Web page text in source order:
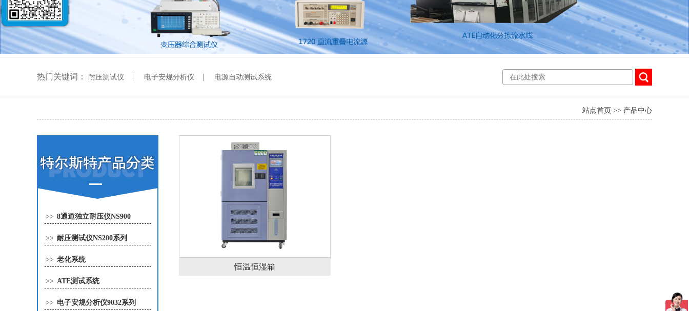
热门关键词： 耐压测试仪 | 电子安规分析仪 | 电源自动测试系统
站点首页 >> 产品中心
>> 8通道独立耐压仪NS900
>> 耐压测试仪NS200系列
>> 老化系统
>> ATE测试系统
>> 电子安规分析仪9032系列
恒温恒湿箱